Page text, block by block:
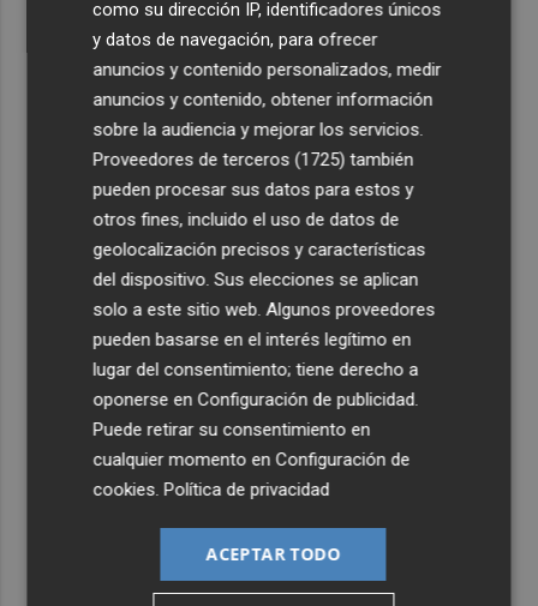
como su dirección IP, identificadores únicos
y datos de navegación, para ofrecer
anuncios y contenido personalizados, medir
anuncios y contenido, obtener información
sobre la audiencia y mejorar los servicios.
Proveedores de terceros (1725) también
pueden procesar sus datos para estos y
otros fines, incluido el uso de datos de
geolocalización precisos y características
del dispositivo. Sus elecciones se aplican
solo a este sitio web. Algunos proveedores
pueden basarse en el interés legítimo en
lugar del consentimiento; tiene derecho a
oponerse enConfiguración de publicidad.
Puede retirar su consentimiento en
cualquier momento enConfiguración de
cookies.Política de privacidad
ACEPTAR TODO